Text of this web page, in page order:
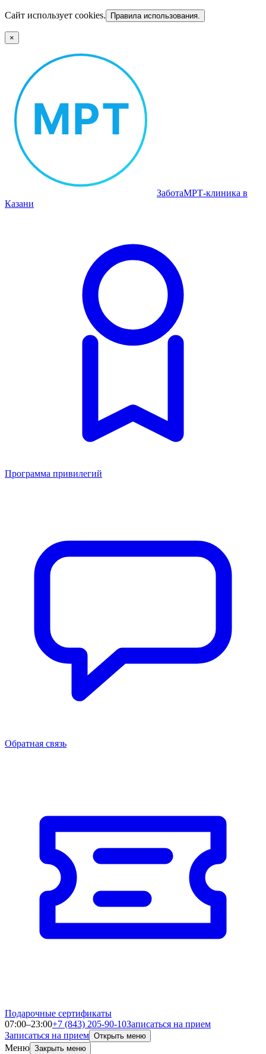
Сайт использует cookies. Правила использования.
×
ЗаботаМРТ‑клиника в
Казани
Программа привилегий
Обратная связь
Подарочные сертификаты
07:00–23:00+7 (843) 205-90-10Записаться на прием
Записаться на прием Открыть меню
Меню Закрыть меню